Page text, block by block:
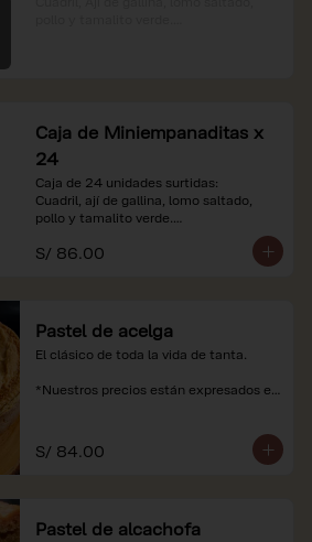
Caja de Miniempanaditas x
24
Caja de 24 unidades surtidas:
Cuadril, ají de gallina, lomo saltado,
pollo y tamalito verde.
*Nuestros precios están expresados en
S/ 86.00
Pastel de acelga
El clásico de toda la vida de tanta.
*Nuestros precios están expresados en
S/ 84.00
Pastel de alcachofa